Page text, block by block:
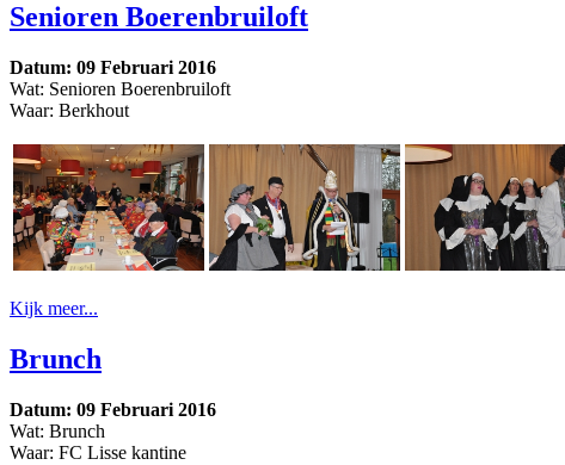
Senioren Boerenbruiloft
Datum: 09 Februari 2016
Wat: Senioren Boerenbruiloft
Waar: Berkhout
Kijk meer...
Brunch
Datum: 09 Februari 2016
Wat: Brunch
Waar: FC Lisse kantine